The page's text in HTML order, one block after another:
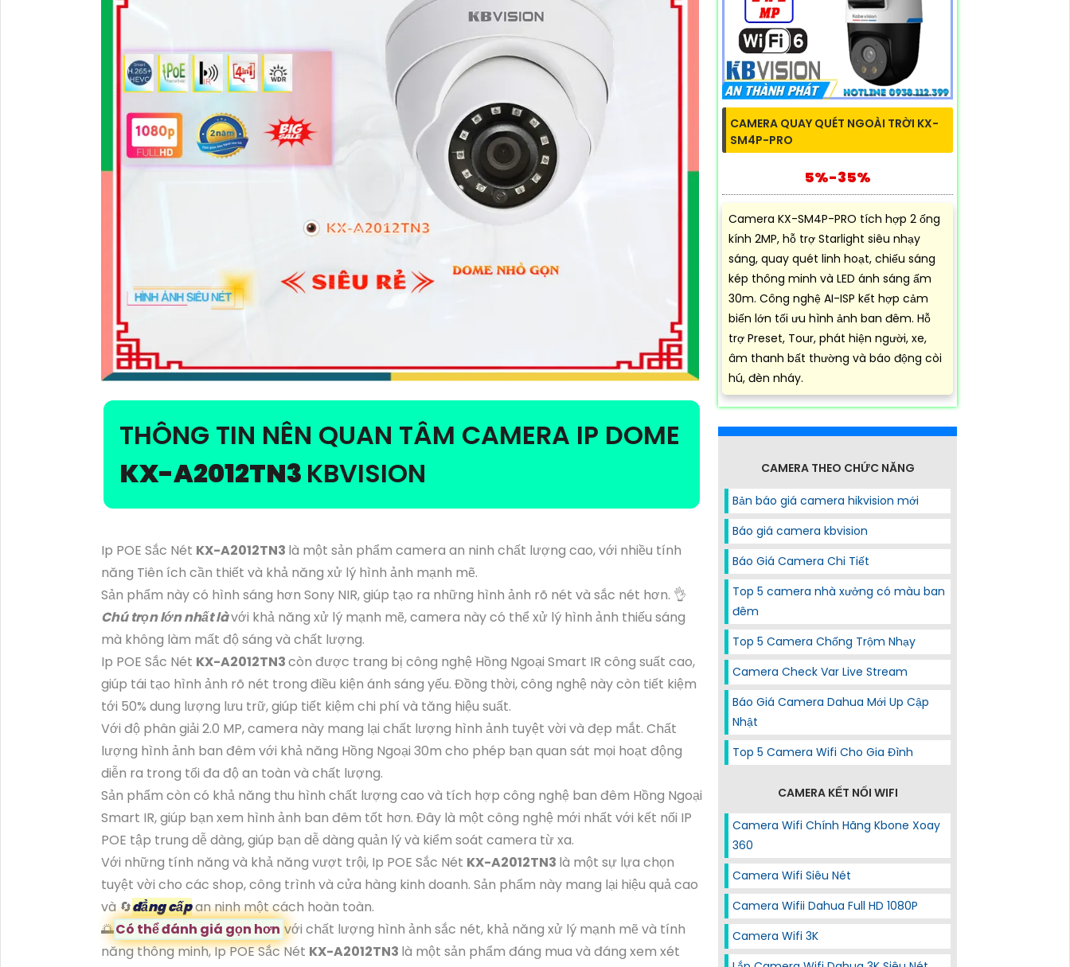
THÔNG TIN NÊN QUAN TÂM CAMERA IP DOME
KX-A2012TN3 KBVISION
Ip POE Sắc Nét KX-A2012TN3 là một sản phẩm camera an ninh chất lượng cao, với nhiều tính
năng Tiên ích cần thiết và khả năng xử lý hình ảnh mạnh mẽ.
Sản phẩm này có hình sáng hơn Sony NIR, giúp tạo ra những hình ảnh rõ nét và sắc nét hơn. 👌
Chú trọn lớn nhất làvới khả năng xử lý mạnh mẽ, camera này có thể xử lý hình ảnh thiếu sáng
mà không làm mất độ sáng và chất lượng.
Ip POE Sắc Nét KX-A2012TN3còn được trang bị công nghệ Hồng Ngoại Smart IR công suất cao,
giúp tái tạo hình ảnh rõ nét trong điều kiện ánh sáng yếu. Đồng thời, công nghệ này còn tiết kiệm
tới 50% dung lượng lưu trữ, giúp tiết kiệm chi phí và tăng hiệu suất.
Với độ phân giải 2.0 MP, camera này mang lại chất lượng hình ảnh tuyệt vời và đẹp mắt. Chất
lượng hình ảnh ban đêm với khả năng Hồng Ngoại 30m cho phép bạn quan sát mọi hoạt động
diễn ra trong tối đa độ an toàn và chất lượng.
Sản phẩm còn có khả năng thu hình chất lượng cao và tích hợp công nghệ ban đêm Hồng Ngoại
Smart IR, giúp bạn xem hình ảnh ban đêm tốt hơn. Đây là một công nghệ mới nhất với kết nối IP
POE tập trung dễ dàng, giúp bạn dễ dàng quản lý và kiểm soát camera từ xa.
Với những tính năng và khả năng vượt trội, Ip POE Sắc Nét KX-A2012TN3 là một sự lựa chọn
tuyệt vời cho các shop, công trình và cửa hàng kinh doanh. Sản phẩm này mang lại hiệu quả cao
và 🔄đẳng cấpan ninh một cách hoàn toàn.
🌅Có thể đánh giá gọn hơn với chất lượng hình ảnh sắc nét, khả năng xử lý mạnh mẽ và tính
năng thông minh, Ip POE Sắc Nét KX-A2012TN3 là một sản phẩm đáng mua và đáng xem xét
CAMERA QUAY QUÉT NGOÀI TRỜI KX-
SM4P-PRO
5%-35%
Camera KX-SM4P-PRO tích hợp 2 ống
kính 2MP, hỗ trợ Starlight siêu nhạy
sáng, quay quét linh hoạt, chiếu sáng
kép thông minh và LED ánh sáng ấm
30m. Công nghệ AI-ISP kết hợp cảm
biến lớn tối ưu hình ảnh ban đêm. Hỗ
trợ Preset, Tour, phát hiện người, xe,
âm thanh bất thường và báo động còi
hú, đèn nháy.
CAMERA THEO CHỨC NĂNG
Bản báo giá camera hikvision mới
Báo giá camera kbvision
Báo Giá Camera Chi Tiết
Top 5 camera nhà xưởng có màu ban
đêm
Top 5 Camera Chống Trộm Nhạy
Camera Check Var Live Stream
Báo Giá Camera Dahua Mới Up Cập
Nhật
Top 5 Camera Wifi Cho Gia Đình
CAMERA KẾT NỐI WIFI
Camera Wifi Chính Hãng Kbone Xoay
360
Camera Wifi Siêu Nét
Camera Wifii Dahua Full HD 1080P
Camera Wifi 3K